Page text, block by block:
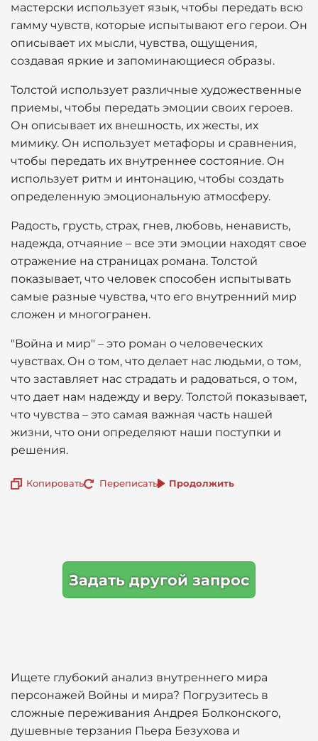
мастерски использует язык, чтобы передать всю
гамму чувств, которые испытывают его герои. Он
описывает их мысли, чувства, ощущения,
создавая яркие и запоминающиеся образы.
Толстой использует различные художественные
приемы, чтобы передать эмоции своих героев.
Он описывает их внешность, их жесты, их
мимику. Он использует метафоры и сравнения,
чтобы передать их внутреннее состояние. Он
использует ритм и интонацию, чтобы создать
определенную эмоциональную атмосферу.
Радость, грусть, страх, гнев, любовь, ненависть,
надежда, отчаяние – все эти эмоции находят свое
отражение на страницах романа. Толстой
показывает, что человек способен испытывать
самые разные чувства, что его внутренний мир
сложен и многогранен.
"Война и мир" – это роман о человеческих
чувствах. Он о том, что делает нас людьми, о том,
что заставляет нас страдать и радоваться, о том,
что дает нам надежду и веру. Толстой показывает,
что чувства – это самая важная часть нашей
жизни, что они определяют наши поступки и
решения.
Копировать Переписать Продолжить
Задать другой запрос
Ищете глубокий анализ внутреннего мира
персонажей Войны и мира? Погрузитесь в
сложные переживания Андрея Болконского,
душевные терзания Пьера Безухова и